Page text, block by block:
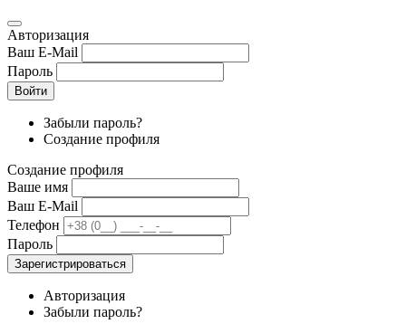
Авторизация
Ваш E-Mail
Пароль
Войти
Забыли пароль?
Создание профиля
Создание профиля
Ваше имя
Ваш E-Mail
Телефон
Пароль
Зарегистрироваться
Авторизация
Забыли пароль?